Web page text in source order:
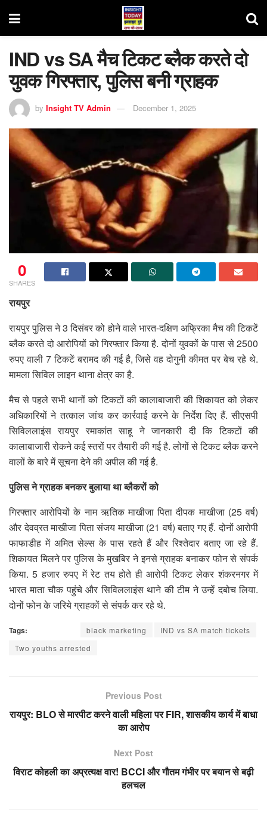
IND vs SA मैच टिकट ब्लैक करते दो
युवक गिरफ्तार, पुलिस बनी ग्राहक
by Insight TV Admin December 1, 2025
0
SHARES
रायपुर
रायपुर पुलिस ने 3 दिसंबर को होने वाले भारत-दक्षिण अफ्रिका मैच की टिकटें
ब्लैक करते दो आरोपियों को गिरफ्तार किया है. दोनों युवकों के पास से 2500
रुपए वाली 7 टिकटें बरामद की गई है, जिसे वह दोगुनी कीमत पर बेच रहे थे.
मामला सिविल लाइन थाना क्षेत्र का है.
मैच से पहले सभी थानों को टिकटों की कालाबाजारी की शिकायत को लेकर
अधिकारियों ने तत्काल जांच कर कार्रवाई करने के निर्देश दिए हैं. सीएसपी
सिविललाइंस रायपुर रमाकांत साहू ने जानकारी दी कि टिकटों की
कालाबाजारी रोकने कई स्तरों पर तैयारी की गई है. लोगों से टिकट ब्लैक करने
वालों के बारे में सूचना देने की अपील की गई है.
पुलिस ने ग्राहक बनकर बुलाया था ब्लैकरों को
गिरफ्तार आरोपियों के नाम ऋतिक माखीजा पिता दीपक माखीजा (25 वर्ष)
और देवव्रत माखीजा पिता संजय माखीजा (21 वर्ष) बताए गए हैं. दोनों आरोपी
फाफाडीह में अमित सेल्स के पास रहते हैं और रिश्तेदार बताए जा रहे हैं.
शिकायत मिलने पर पुलिस के मुखबिर ने इनसे ग्राहक बनाकर फोन से संपर्क
किया. 5 हजार रुपए में रेट तय होते ही आरोपी टिकट लेकर शंकरनगर में
भारत माता चौक पहुंचे और सिविललाइंस थाने की टीम ने उन्हें दबोच लिया.
दोनों फोन के जरिये ग्राहकों से संपर्क कर रहे थे.
Tags: black marketing
IND vs SA match tickets
Two youths arrested
Previous Post
रायपुर: BLO से मारपीट करने वाली महिला पर FIR, शासकीय कार्य में बाधा
का आरोप
Next Post
विराट कोहली का अप्रत्यक्ष वार! BCCI और गौतम गंभीर पर बयान से बढ़ी
हलचल